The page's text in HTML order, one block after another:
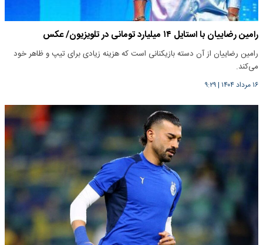
رامین رضاییان با استایل ۱۴ میلیارد تومانی در تلویزیون/ عکس
رامین رضاییان از آن دسته بازیکنانی است که هزینه زیادی برای تیپ و ظاهر خود
می‌کند.
۱۶ مرداد ۱۴۰۴ |۹:۲۹